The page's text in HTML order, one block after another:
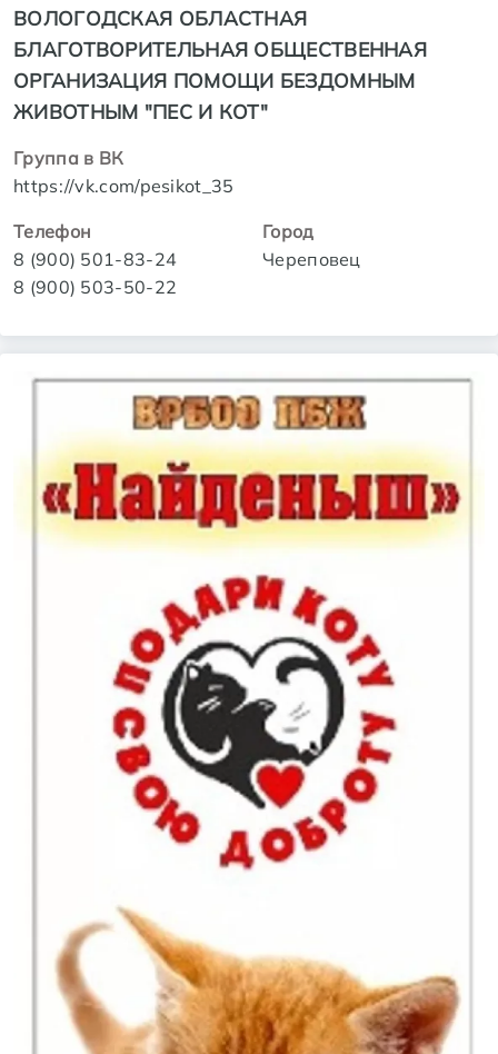
ВОЛОГОДСКАЯ ОБЛАСТНАЯ
БЛАГОТВОРИТЕЛЬНАЯ ОБЩЕСТВЕННАЯ
ОРГАНИЗАЦИЯ ПОМОЩИ БЕЗДОМНЫМ
ЖИВОТНЫМ "ПЕС И КОТ"
Группа в ВК
https://vk.com/pesikot_35
Телефон
8 (900) 501-83-24
8 (900) 503-50-22
Город
Череповец